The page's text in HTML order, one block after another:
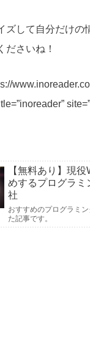
ズして自分だけの
ださいね！
【無料あり】現
めするプログラミ
社
おすすめのプログラミ
た記事です。